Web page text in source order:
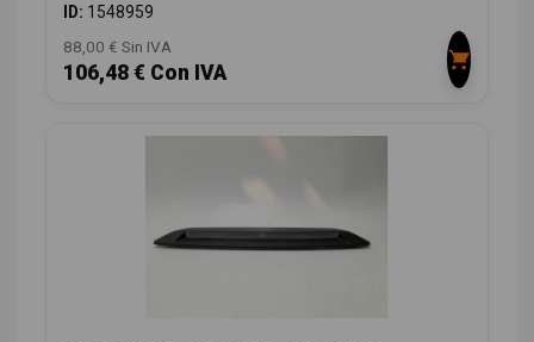
ID: 1548959
88,00 € Sin IVA
106,48 € Con IVA